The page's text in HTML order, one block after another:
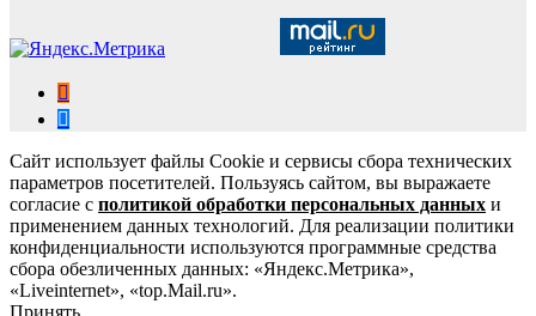
Сайт использует файлы Cookie и сервисы сбора технических
параметров посетителей. Пользуясь сайтом, вы выражаете
согласие с политикой обработки персональных данных и
применением данных технологий. Для реализации политики
конфиденциальности используются программные средства
сбора обезличенных данных: «Яндекс.Метрика»,
«Liveinternet», «top.Mail.ru».